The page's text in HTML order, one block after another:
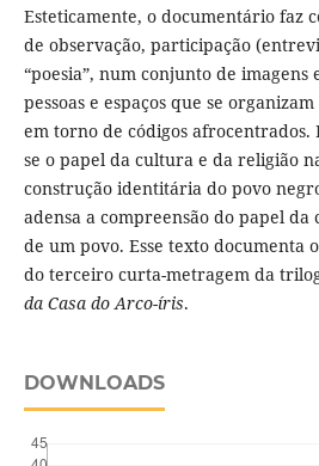
Esteticamente, o documentário faz
de observação, participação
“poesia”, num conjunto de imagens
pessoas e espaços que se
em torno de códigos afrocentrados.
se o papel da cultura e da religião
construção identitária do povo
adensa a compreensão do papel
de um povo. Esse texto documenta
do terceiro curta-metragem da
da Casa do Arco-íris.
DOWNLOADS